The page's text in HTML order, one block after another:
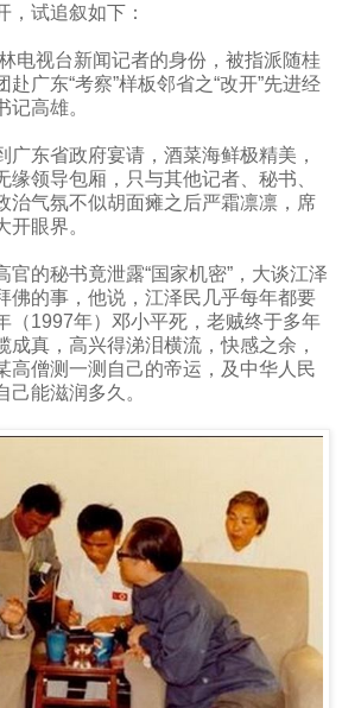
，试追叙如下：
电视台新闻记者的身份，被指派随桂
广东“考察”样板邻省之“改开”先进经
高雄。
广东省政府宴请，酒菜海鲜极精美，
缘领导包厢，只与其他记者、秘书、
治气氛不似胡面瘫之后严霜凛凛，席
开眼界。
官的秘书竟泄露“国家机密”，大谈江泽
佛的事，他说，江泽民几乎每年都要
（1997年）邓小平死，老贼终于多年
成真，高兴得涕泪横流，快感之余，
高僧测一测自己的帝运，及中华人民
能滋润多久。